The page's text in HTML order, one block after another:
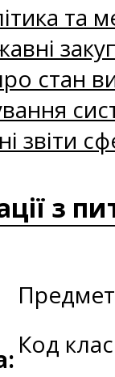
та
стан
звіти
з
Предмет
Код